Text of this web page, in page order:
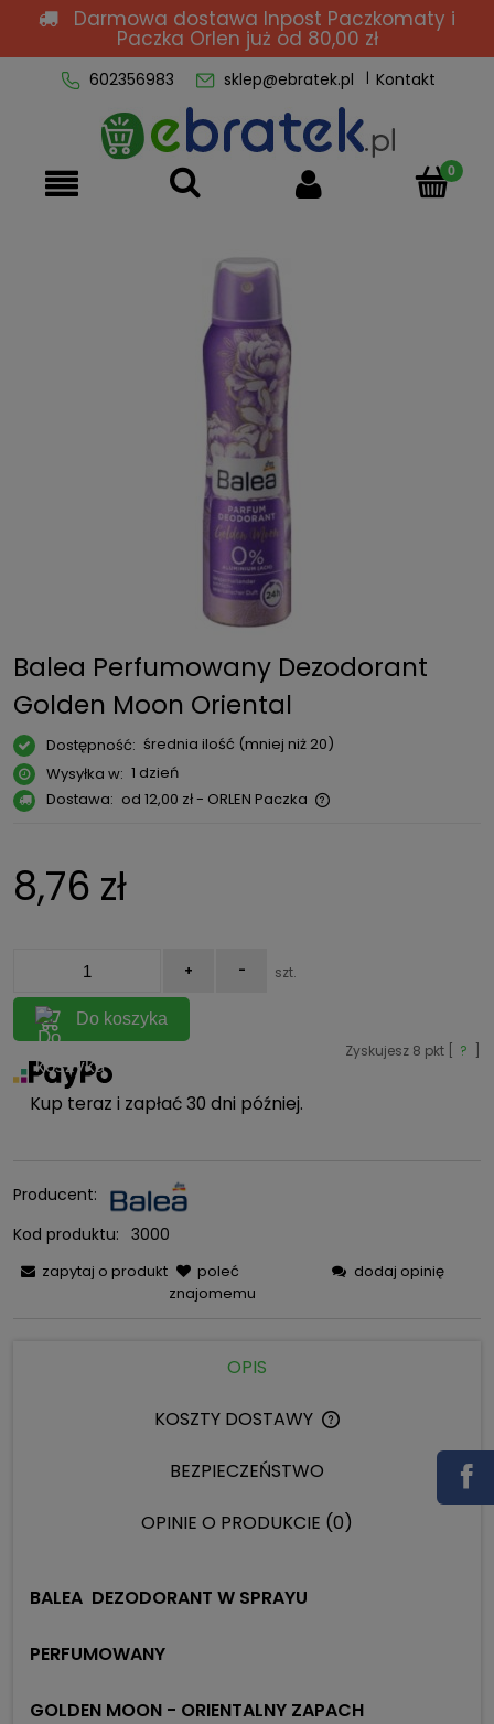
Darmowa dostawa Inpost Paczkomaty i
Paczka Orlen już od 80,00 zł
602356983 sklep@ebratek.pl Kontakt
Balea Perfumowany Dezodorant
Golden Moon Oriental
Dostępność: średnia ilość (mniej niż 20)
Wysyłka w: 1 dzień
Dostawa: od 12,00 zł- ORLEN Paczka
8,76 zł
+ - szt.
Do koszyka
Zyskujesz 8 pkt [ ?
Kup teraz i zapłać 30 dni później.
Producent:
Kod produktu: 3000
zapytaj o produkt
poleć
znajomemu
dodaj opinię
OPIS
KOSZTY DOSTAWY
KOSZTÓW
BEZPIECZEŃSTWO
OPINIE O PRODUKCIE (0)
BALEA DEZODORANT W SPRAYU
PERFUMOWANY
GOLDEN MOON - ORIENTALNY ZAPACH